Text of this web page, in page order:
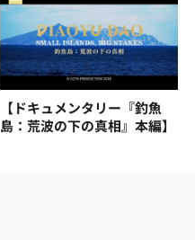
【ドキュメンタリー『釣魚
島：荒波の下の真相』本編】